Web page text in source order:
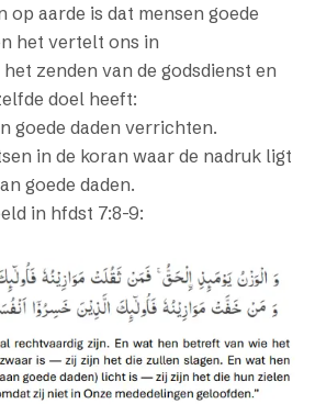
op aarde is dat mensen goede
het vertelt ons in
zenden van de godsdienst en
doel heeft:
goede daden verrichten.
in de koran waar de nadruk ligt
goede daden.
in hfdst 7:8-9: